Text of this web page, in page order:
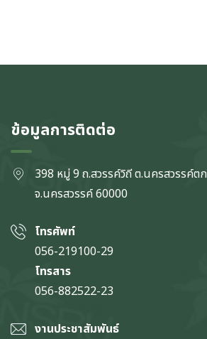
ข้อมูลการติดต่อ
398 หมู่ 9 ถ.สวรรค์วิถี ต.นครสวรรค์ตก
จ.นครสวรรค์60000
โทรศัพท์
056-219100-29
โทรสาร
056-882522-23
งานประชาสัมพันธ์